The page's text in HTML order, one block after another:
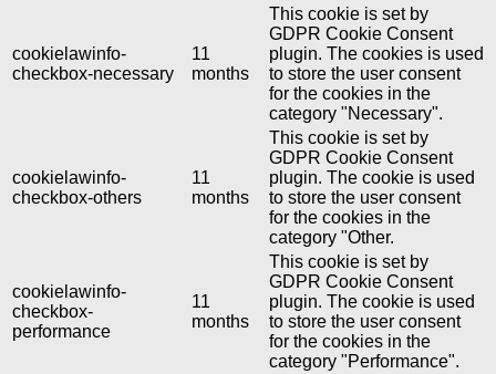
cookielawinfo-
checkbox-necessary
11
months
This cookie is set by
GDPR Cookie Consent
plugin. The cookies is used
to store the user consent
for the cookies in the
category "Necessary".
cookielawinfo-
checkbox-others
11
months
This cookie is set by
GDPR Cookie Consent
plugin. The cookie is used
to store the user consent
for the cookies in the
category "Other.
cookielawinfo-
checkbox-
performance
11
months
This cookie is set by
GDPR Cookie Consent
plugin. The cookie is used
to store the user consent
for the cookies in the
category "Performance".